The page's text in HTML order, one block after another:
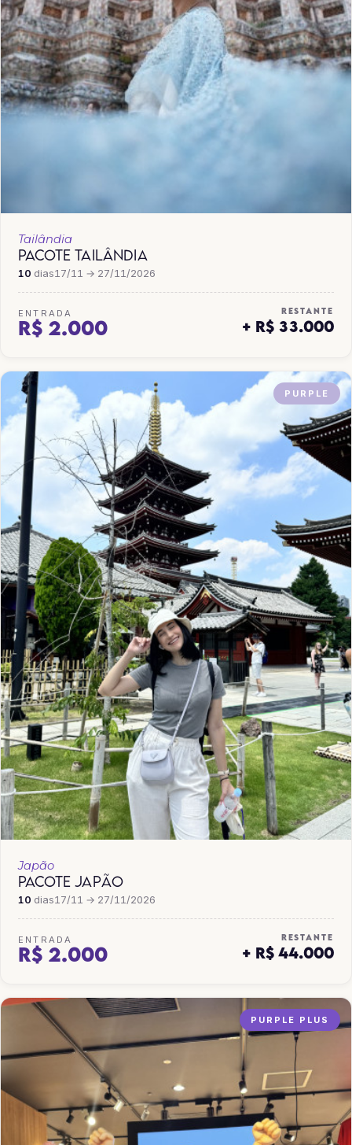
Tailândia
PACOTE TAILÂNDIA
10 dias17/11 → 27/11/2026
ENTRADA
R$ 2.000
RESTANTE
+ R$ 33.000
PURPLE
Japão
PACOTE JAPÃO
10 dias17/11 → 27/11/2026
ENTRADA
R$ 2.000
RESTANTE
+ R$ 44.000
PURPLE PLUS